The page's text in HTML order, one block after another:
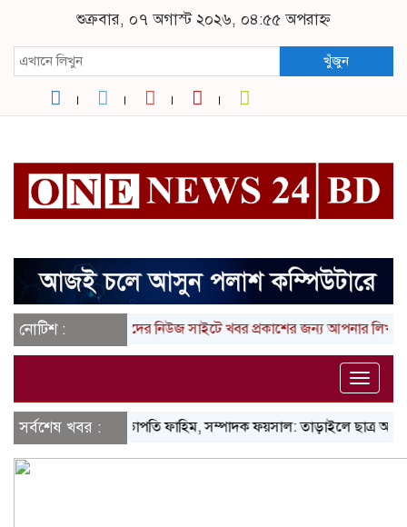
শুক্রবার, ০৭ অগাস্ট ২০২৬, ০৪:৫৫ অপরাহ্ন
খুঁজুন
নোটিশ : আমাদের নিউজ সাইটে খবর প্রকাশের জন্য আপনার লিখা
Toggle
সর্বশেষ খবর :সভাপতি ফাহিম, সম্পাদক ফয়সাল: তাড়াইলে ছাত্র অধিকার